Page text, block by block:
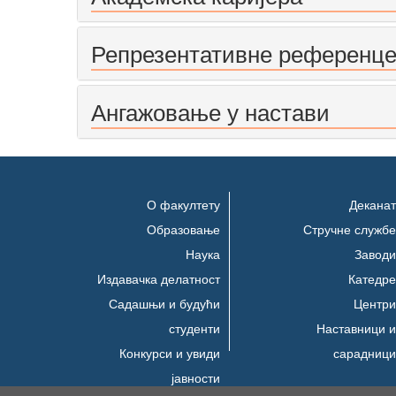
Репрезентативне референце
Ангажовање у настави
О факултету
Образовање
Наука
Издавачка делатност
Садашњи и будући
студенти
Конкурси и увиди
јавности
Деканат
Стручне службе
Заводи
Катедре
Центри
Наставници и
сарадници